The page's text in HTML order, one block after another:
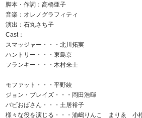
脚本・作詞：高橋亜子
音楽：オレノグラフィティ
演出：石丸さち子
Cast：
スマッジャー・・・北川拓実
ハントリー・・・東島京
フランキー・・・木村来士
モファット・・・平野綾
ジョン・ブレイズ・・・岡田浩暉
バビおばさん・・・土居裕子
様々な役を演じる・・・浦嶋りんこ まりゑ